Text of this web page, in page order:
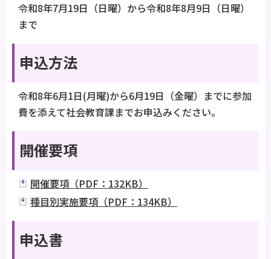
令和8年7月19日（日曜）から令和8年8月9日（日曜）
まで
申込方法
令和8年6月1日(月曜)から6月19日（金曜）までに参加
費を添えて社会教育課までお申込みください。
開催要項
開催要項（PDF：132KB）
種目別実施要項（PDF：134KB）
申込書